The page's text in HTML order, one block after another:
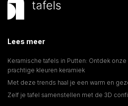
Lees meer
Keramische tafels in Putten: Ontdek
prachtige kleuren keramiek
Met deze trends haal je een warm en
Zelf je tafel samenstellen met de 3D